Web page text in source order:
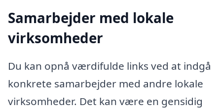
Samarbejder med lokale
virksomheder
Du kan opnå værdifulde links ved at indgå
konkrete samarbejder med andre lokale
virksomheder. Det kan være en gensidig